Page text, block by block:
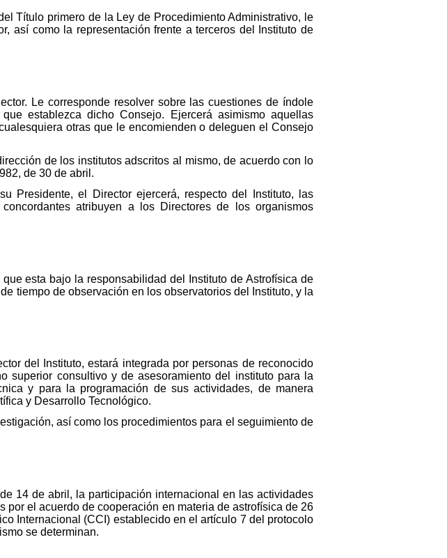
Título primero de la Ley de Procedimiento Administrativo, le
así como la representación frente a terceros del Instituto de
Le corresponde resolver sobre las cuestiones de índole
establezca dicho Consejo. Ejercerá asimismo aquellas
otras que le encomienden o deleguen el Consejo
de los institutos adscritos al mismo, de acuerdo con lo
de 30 de abril.
Presidente, el Director ejercerá, respecto del Instituto, las
atribuyen a los Directores de los organismos
esta bajo la responsabilidad del Instituto de Astrofísica de
tiempo de observación en los observatorios del Instituto, y la
del Instituto, estará integrada por personas de reconocido
superior consultivo y de asesoramiento del instituto para la
y para la programación de sus actividades, de manera
y Desarrollo Tecnológico.
así como los procedimientos para el seguimiento de
14 de abril, la participación internacional en las actividades
el acuerdo de cooperación en materia de astrofísica de 26
Internacional (CCI) establecido en el artículo 7 del protocolo
se determinan.